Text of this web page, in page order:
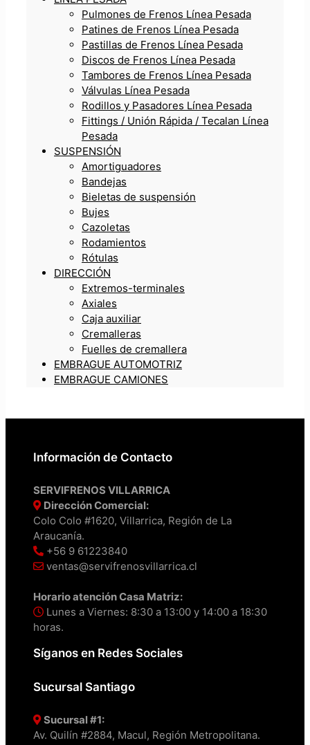
Pulmones de Frenos Línea Pesada
Patines de Frenos Línea Pesada
Pastillas de Frenos Línea Pesada
Discos de Frenos Línea Pesada
Tambores de Frenos Línea Pesada
Válvulas Línea Pesada
Rodillos y Pasadores Línea Pesada
Fittings / Unión Rápida / Tecalan Línea
Pesada
SUSPENSIÓN
Amortiguadores
Bandejas
Bieletas de suspensión
Bujes
Cazoletas
Rodamientos
Rótulas
DIRECCIÓN
Extremos-terminales
Axiales
Caja auxiliar
Cremalleras
Fuelles de cremallera
EMBRAGUE AUTOMOTRIZ
EMBRAGUE CAMIONES
Información de Contacto
SERVIFRENOS VILLARRICA
Dirección Comercial:
Colo Colo #1620, Villarrica, Región de La
Araucanía.
+56 9 61223840
ventas@servifrenosvillarrica.cl
Horario atención Casa Matriz:
Lunes a Viernes: 8:30 a 13:00 y 14:00 a 18:30
horas.
Síganos en Redes Sociales
Sucursal Santiago
Sucursal #1:
Av. Quilín #2884, Macul, Región Metropolitana.